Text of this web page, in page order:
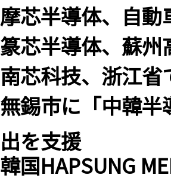
摩芯半導体、自
篆芯半導体、蘇
南芯科技、浙江
無錫市に「中韓
出を支援
韓国HAPSUNG